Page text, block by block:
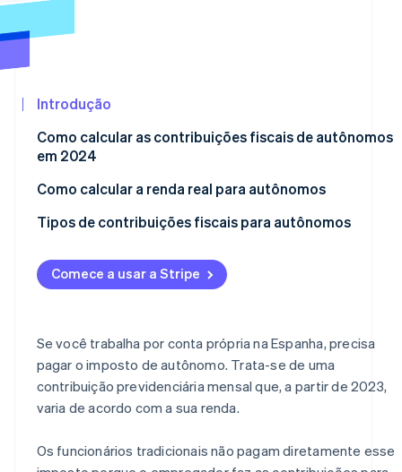
Veja como a Stripe está construindo a infraestrutura
Assista agora
Marketplace
Introdução
Como calcular as contribuições fiscais de autônomos
em 2024
Como calcular a renda real para autônomos
Tipos de contribuições fiscais para autônomos
Contribuições de autônomos para maiores de 47 anos
Profissionais autônomos que administram a própria
empresa
Comece a usar a Stripe
Se você trabalha por conta própria na Espanha, precisa
pagar o imposto de autônomo. Trata-se de uma
contribuição previdenciária mensal que, a partir de 2023,
varia de acordo com a sua renda.
Os funcionários tradicionais não pagam diretamente esse